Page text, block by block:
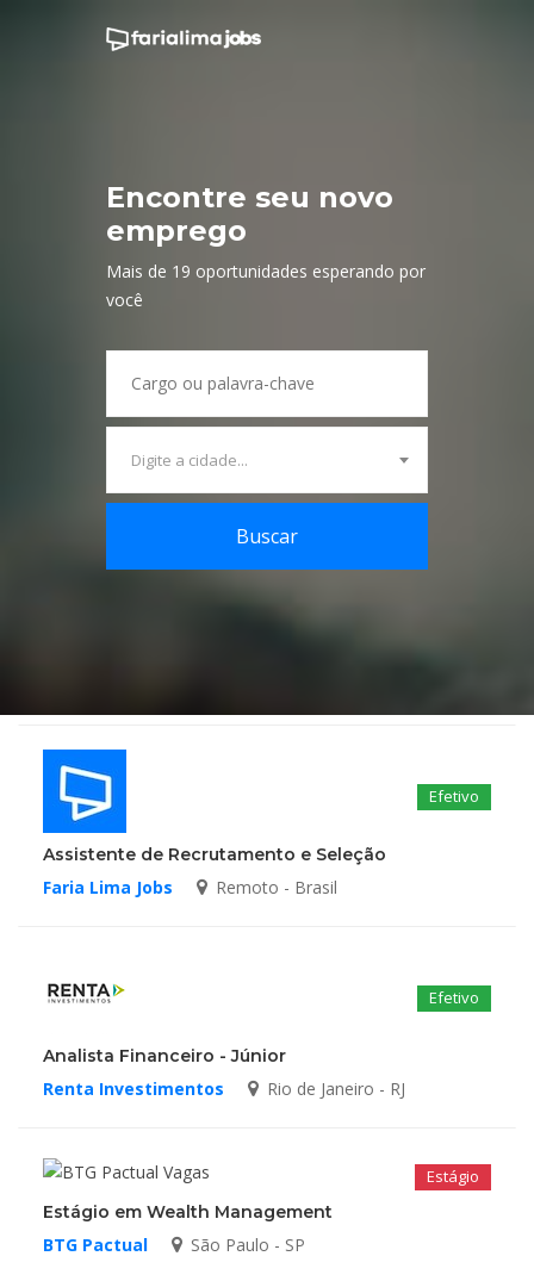
Encontre seu novo
emprego
Mais de 19 oportunidades esperando por
você
Digite a cidade...
Buscar
Efetivo
Assistente de Recrutamento e Seleção
Faria Lima Jobs Remoto - Brasil
Efetivo
Analista Financeiro - Júnior
Renta Investimentos Rio de Janeiro - RJ
Estágio
Estágio em Wealth Management
BTG Pactual São Paulo - SP